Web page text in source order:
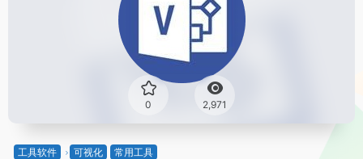
0 2,971
工具软件 可视化 常用工具